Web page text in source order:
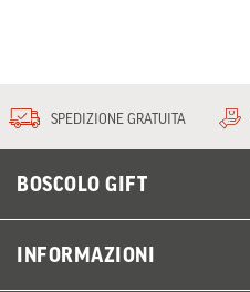
SPEDIZIONE GRATUITA
BOSCOLO GIFT
INFORMAZIONI